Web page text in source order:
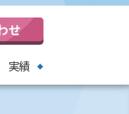
実績